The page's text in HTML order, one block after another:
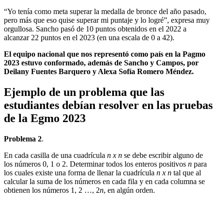
“Yo tenía como meta superar la medalla de bronce del año pasado,
pero más que eso quise superar mi puntaje y lo logré”, expresa muy
orgullosa. Sancho pasó de 10 puntos obtenidos en el 2022 a
alcanzar 22 puntos en el 2023 (en una escala de 0 a 42).
El equipo nacional que nos representó como país en la Pagmo
2023 estuvo conformado, además de Sancho y Campos, por
Deilany Fuentes Barquero y Alexa Sofía Romero Méndez.
Ejemplo de un problema que las
estudiantes debían resolver en las pruebas
de la Egmo 2023
Problema 2.
En cada casilla de una cuadrícula n x n se debe escribir alguno de
los números 0, 1 o 2. Determinar todos los enteros positivos n para
los cuales existe una forma de llenar la cuadrícula n x n tal que al
calcular la suma de los números en cada fila y en cada columna se
obtienen los números 1, 2 …, 2n, en algún orden.